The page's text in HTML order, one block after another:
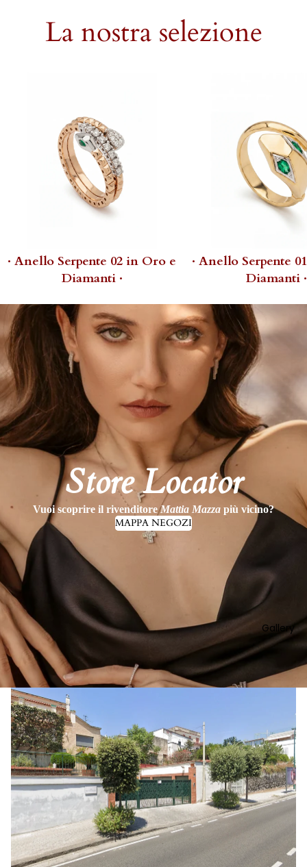
Gallery
La nostra selezione
· Anello Serpente 02 in Oro e
Diamanti ·
· Anello Serpente
Diamanti ·
Store Locator
Vuoi scoprire il rivenditoreMattia Mazza più vicino?
MAPPA NEGOZI